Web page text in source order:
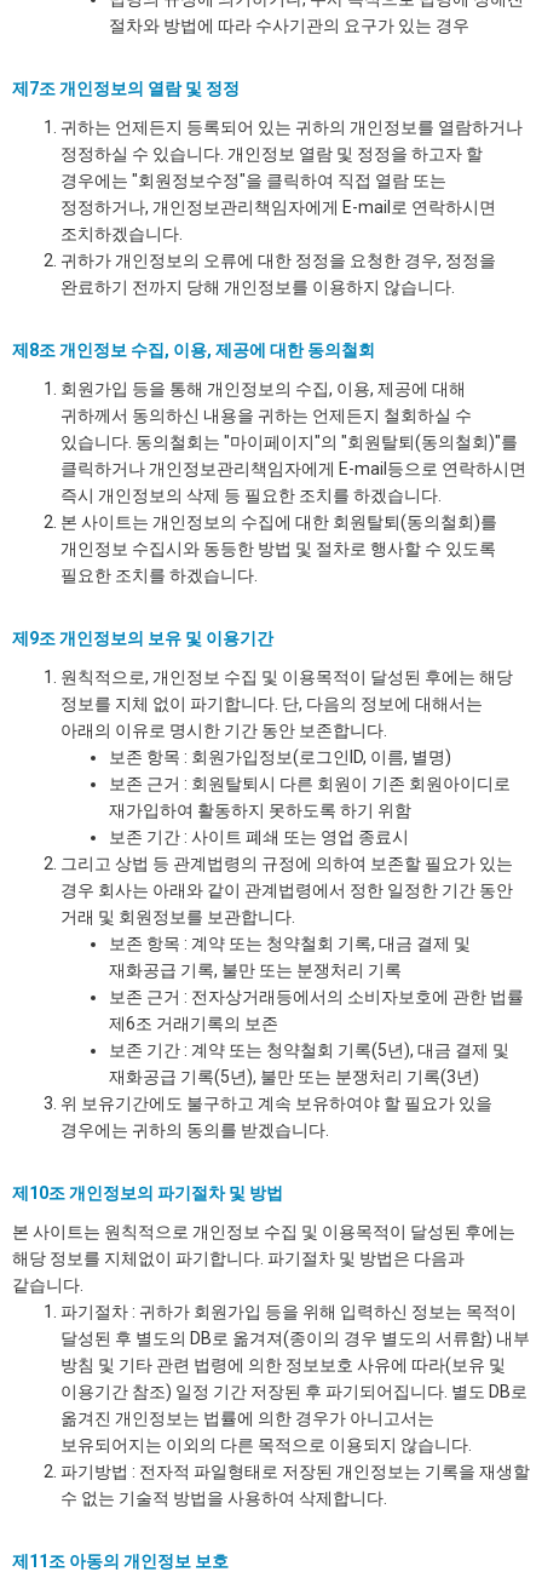
절차와 방법에 따라 수사기관의 요구가 있는 경우
제7조 개인정보의 열람 및 정정
귀하는 언제든지 등록되어 있는 귀하의 개인정보를 열람하거나
정정하실 수 있습니다. 개인정보 열람 및 정정을 하고자 할
경우에는 "회원정보수정"을 클릭하여 직접 열람 또는
정정하거나, 개인정보관리책임자에게 E-mail로 연락하시면
조치하겠습니다.
귀하가 개인정보의 오류에 대한 정정을 요청한 경우, 정정을
완료하기 전까지 당해 개인정보를 이용하지 않습니다.
제8조 개인정보 수집, 이용, 제공에 대한 동의철회
회원가입 등을 통해 개인정보의 수집, 이용, 제공에 대해
귀하께서 동의하신 내용을 귀하는 언제든지 철회하실 수
있습니다. 동의철회는 "마이페이지"의 "회원탈퇴(동의철회)"를
클릭하거나 개인정보관리책임자에게 E-mail등으로 연락하시면
즉시 개인정보의 삭제 등 필요한 조치를 하겠습니다.
본 사이트는 개인정보의 수집에 대한 회원탈퇴(동의철회)를
개인정보 수집시와 동등한 방법 및 절차로 행사할 수 있도록
필요한 조치를 하겠습니다.
제9조 개인정보의 보유 및 이용기간
원칙적으로, 개인정보 수집 및 이용목적이 달성된 후에는 해당
정보를 지체 없이 파기합니다. 단, 다음의 정보에 대해서는
아래의 이유로 명시한 기간 동안 보존합니다.
보존 항목 : 회원가입정보(로그인ID, 이름, 별명)
보존 근거 : 회원탈퇴시 다른 회원이 기존 회원아이디로
재가입하여 활동하지 못하도록 하기 위함
보존 기간 : 사이트 폐쇄 또는 영업 종료시
그리고 상법 등 관계법령의 규정에 의하여 보존할 필요가 있는
경우 회사는 아래와 같이 관계법령에서 정한 일정한 기간 동안
거래 및 회원정보를 보관합니다.
보존 항목 : 계약 또는 청약철회 기록, 대금 결제 및
재화공급 기록, 불만 또는 분쟁처리 기록
보존 근거 : 전자상거래등에서의 소비자보호에 관한 법률
제6조 거래기록의 보존
보존 기간 : 계약 또는 청약철회 기록(5년), 대금 결제 및
재화공급 기록(5년), 불만 또는 분쟁처리 기록(3년)
위 보유기간에도 불구하고 계속 보유하여야 할 필요가 있을
경우에는 귀하의 동의를 받겠습니다.
제10조 개인정보의 파기절차 및 방법
본 사이트는 원칙적으로 개인정보 수집 및 이용목적이 달성된 후에는
해당 정보를 지체없이 파기합니다. 파기절차 및 방법은 다음과
같습니다.
파기절차 : 귀하가 회원가입 등을 위해 입력하신 정보는 목적이
달성된 후 별도의 DB로 옮겨져(종이의 경우 별도의 서류함) 내부
방침 및 기타 관련 법령에 의한 정보보호 사유에 따라(보유 및
이용기간 참조) 일정 기간 저장된 후 파기되어집니다. 별도 DB로
옮겨진 개인정보는 법률에 의한 경우가 아니고서는
보유되어지는 이외의 다른 목적으로 이용되지 않습니다.
파기방법 : 전자적 파일형태로 저장된 개인정보는 기록을 재생할
수 없는 기술적 방법을 사용하여 삭제합니다.
제11조 아동의 개인정보 보호